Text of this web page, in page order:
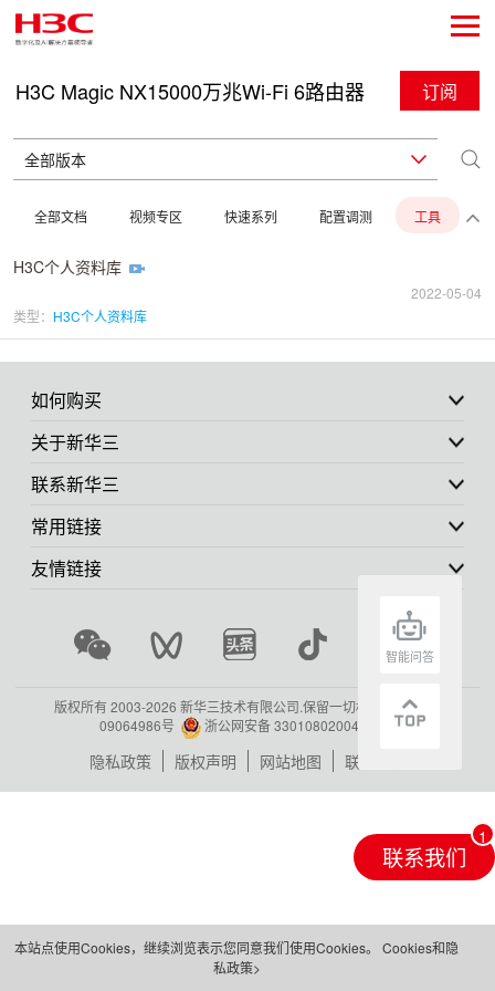
H3C Magic NX15000万兆Wi-Fi 6路由器 订阅
全部文档 视频专区 快速系列 配置调测 工具
H3C个人资料库
2022-05-04
类型： H3C个人资料库
如何购买
关于新华三
联系新华三
常用链接
友情链接
版权所有 2003-2026 新华三技术有限公司.保留一切权利.
浙ICP备
09064986号
浙公网安备 33010802004416号
隐私政策 版权声明 网站地图 联系我们
联系我们
本站点使用Cookies，继续浏览表示您同意我们使用Cookies。 Cookies和隐
私政策>
智能问答